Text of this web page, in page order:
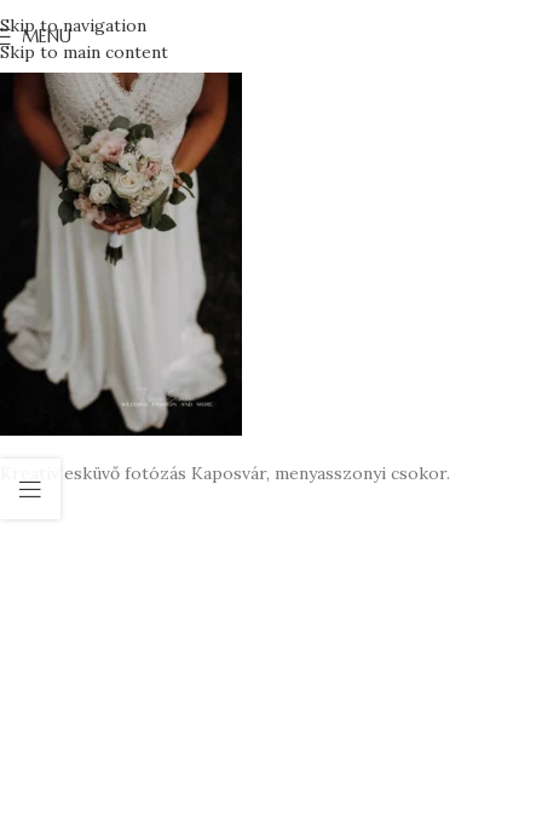
Skip to navigation
Skip to main content
MENU
Kreatív esküvő fotózás Kaposvár, menyasszonyi csokor.